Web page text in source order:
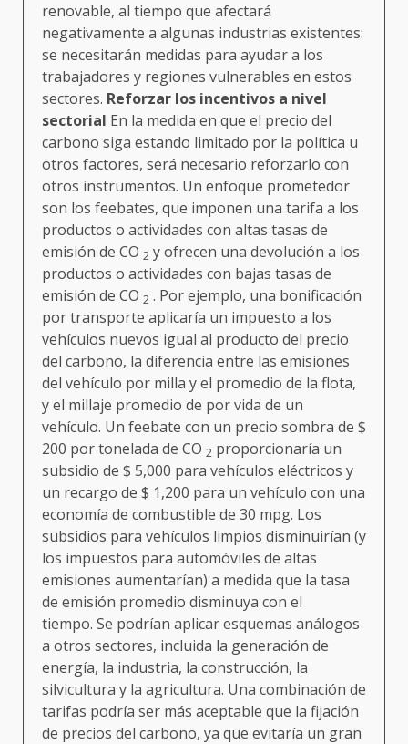
renovable, al tiempo que afectará
negativamente a algunas industrias existentes:
se necesitarán medidas para ayudar a los
trabajadores y regiones vulnerables en estos
sectores. Reforzar los incentivos a nivel
sectorial En la medida en que el precio del
carbono siga estando limitado por la política u
otros factores, será necesario reforzarlo con
otros instrumentos. Un enfoque prometedor
son los feebates, que imponen una tarifa a los
productos o actividades con altas tasas de
emisión de CO 2 y ofrecen una devolución a los
productos o actividades con bajas tasas de
emisión de CO 2 . Por ejemplo, una bonificación
por transporte aplicaría un impuesto a los
vehículos nuevos igual al producto del precio
del carbono, la diferencia entre las emisiones
del vehículo por milla y el promedio de la flota,
y el millaje promedio de por vida de un
vehículo. Un feebate con un precio sombra de $
200 por tonelada de CO 2 proporcionaría un
subsidio de $ 5,000 para vehículos eléctricos y
un recargo de $ 1,200 para un vehículo con una
economía de combustible de 30 mpg. Los
subsidios para vehículos limpios disminuirían (y
los impuestos para automóviles de altas
emisiones aumentarían) a medida que la tasa
de emisión promedio disminuya con el
tiempo. Se podrían aplicar esquemas análogos
a otros sectores, incluida la generación de
energía, la industria, la construcción, la
silvicultura y la agricultura. Una combinación de
tarifas podría ser más aceptable que la fijación
de precios del carbono, ya que evitaría un gran